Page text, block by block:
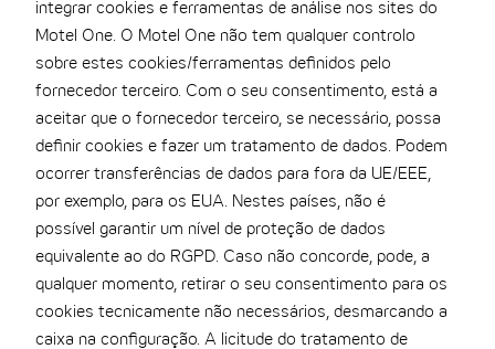
integrar cookies e ferramentas de análise nos sites do
Motel One. O Motel One não tem qualquer controlo
sobre estes cookies/ferramentas definidos pelo
fornecedor terceiro. Com o seu consentimento, está a
aceitar que o fornecedor terceiro, se necessário, possa
definir cookies e fazer um tratamento de dados. Podem
ocorrer transferências de dados para fora da UE/EEE,
por exemplo, para os EUA. Nestes países, não é
possível garantir um nível de proteção de dados
equivalente ao do RGPD. Caso não concorde, pode, a
qualquer momento, retirar o seu consentimento para os
cookies tecnicamente não necessários, desmarcando a
caixa na configuração. A licitude do tratamento de